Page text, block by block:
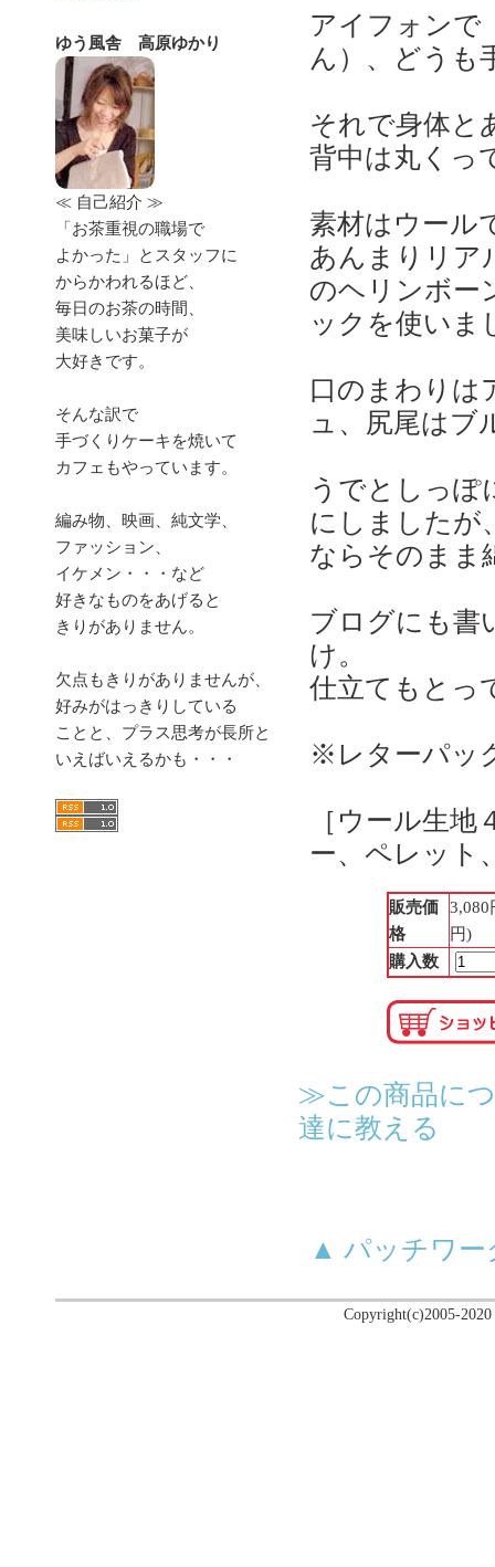
ゆう風舎 高原ゆかり
≪ 自己紹介 ≫
「お茶重視の職場で
よかった」とスタッフに
からかわれるほど、
毎日のお茶の時間、
美味しいお菓子が
大好きです。
そんな訳で
手づくりケーキを焼いて
カフェもやっています。
編み物、映画、純文学、
ファッション、
イケメン・・・など
好きなものをあげると
きりがありません。
欠点もきりがありませんが、
好みがはっきりしている
ことと、プラス思考が長所と
いえばいえるかも・・・
アイフォンで
ん）、どうも
それで身体と
背中は丸くっ
素材はウール
あんまりリア
のヘリンボー
ックを使いま
口のまわりは
ュ、尻尾はブ
うでとしっぽ
にしましたが
ならそのまま
ブログにも
け。
仕立てもとっ
※レターパッ
［ウール生
ー、ペレット
販売価
格
3,080
円)
購入数
≫この商品に
達に教える
▲ パッチワー
Copyright(c)2005-